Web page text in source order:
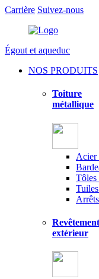
Carrière Suivez-nous
Égout et aqueduc
NOS PRODUITS
Toiture
métallique
Acier
Tôles
Revêtement
extérieur